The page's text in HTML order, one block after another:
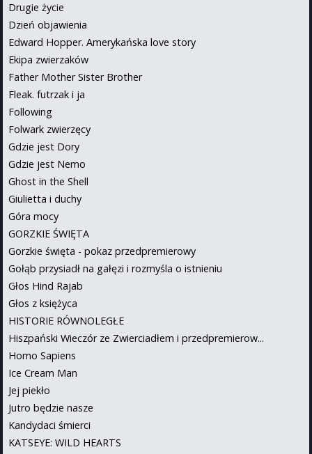
Drugie życie
Dzień objawienia
Edward Hopper. Amerykańska love story
Ekipa zwierzaków
Father Mother Sister Brother
Fleak. futrzak i ja
Following
Folwark zwierzęcy
Gdzie jest Dory
Gdzie jest Nemo
Ghost in the Shell
Giulietta i duchy
Góra mocy
GORZKIE ŚWIĘTA
Gorzkie święta - pokaz przedpremierowy
Gołąb przysiadł na gałęzi i rozmyśla o istnieniu
Głos Hind Rajab
Głos z księżyca
HISTORIE RÓWNOLEGŁE
Hiszpański Wieczór ze Zwierciadłem i przedpremierow...
Homo Sapiens
Ice Cream Man
Jej piekło
Jutro będzie nasze
Kandydaci śmierci
KATSEYE: WILD HEARTS